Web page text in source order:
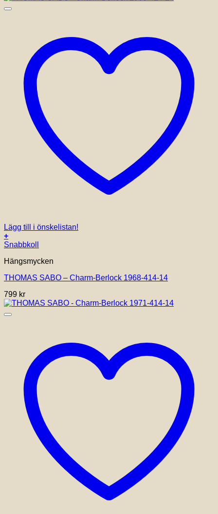
Lägg till i önskelistan!
+
Snabbkoll
Hängsmycken
THOMAS SABO – Charm-Berlock 1968-414-14
799 kr